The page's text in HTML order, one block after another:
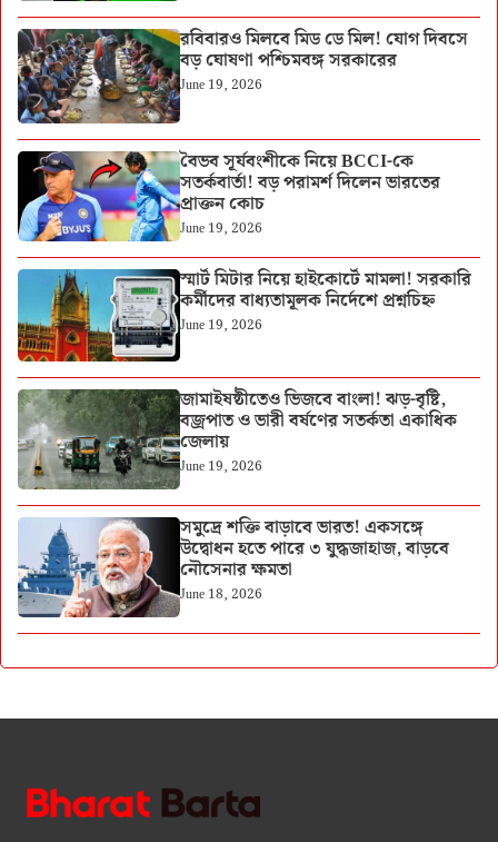
রবিবারও মিলবে মিড ডে মিল! যোগ দিবসে
বড় ঘোষণা পশ্চিমবঙ্গ সরকারের
June 19, 2026
বৈভব সূর্যবংশীকে নিয়ে BCCI-কে
সতর্কবার্তা! বড় পরামর্শ দিলেন ভারতের
প্রাক্তন কোচ
June 19, 2026
স্মার্ট মিটার নিয়ে হাইকোর্টে মামলা! সরকারি
কর্মীদের বাধ্যতামূলক নির্দেশে প্রশ্নচিহ্ন
June 19, 2026
জামাইষষ্ঠীতেও ভিজবে বাংলা! ঝড়-বৃষ্টি,
বজ্রপাত ও ভারী বর্ষণের সতর্কতা একাধিক
জেলায়
June 19, 2026
সমুদ্রে শক্তি বাড়াবে ভারত! একসঙ্গে
উদ্বোধন হতে পারে ৩ যুদ্ধজাহাজ, বাড়বে
নৌসেনার ক্ষমতা
June 18, 2026